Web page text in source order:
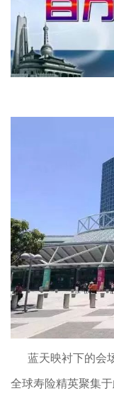
蓝天映衬下的会场
全球寿险精英聚集